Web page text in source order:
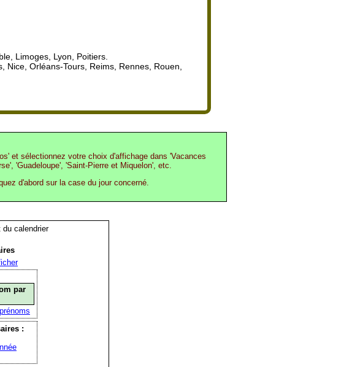
Limoges, Lyon, Poitiers.
Orléans-Tours, Reims, Rennes, Rouen,
et sélectionnez votre choix d'affichage dans 'Vacances
'Guadeloupe', 'Saint-Pierre et Miquelon', etc.
d'abord sur la case du jour concerné.
calendrier
par
: